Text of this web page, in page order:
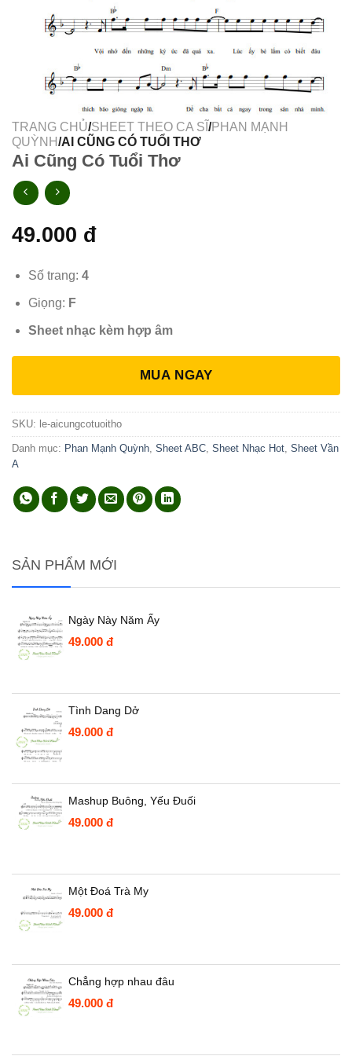
TRANG CHỦ/SHEET THEO CA SĨ /PHAN MẠNH
QUỲNH/AI CŨNG CÓ TUỔI THƠ
Ai Cũng Có Tuổi Thơ
49.000 đ
Số trang: 4
Giọng: F
Sheet nhạc kèm hợp âm
MUA NGAY
SKU: le-aicungcotuoitho
Danh mục: Phan Mạnh Quỳnh, Sheet ABC, Sheet Nhạc Hot, Sheet Vần
A
SẢN PHẨM MỚI
Ngày Này Năm Ấy
49.000 đ
Tình Dang Dở
49.000 đ
Mashup Buông, Yếu Đuối
49.000 đ
Một Đoá Trà My
49.000 đ
Chẳng hợp nhau đâu
49.000 đ